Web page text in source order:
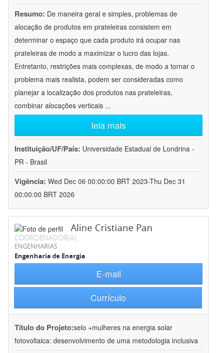
Resumo: De maneira geral e simples, problemas de
alocação de produtos em prateleiras consistem em
determinar o espaço que cada produto irá ocupar nas
prateleiras de modo a maximizar o lucro das lojas.
Entretanto, restrições mais complexas, de modo a tornar o
problema mais realista, podem ser consideradas como
planejar a localização dos produtos nas prateleiras,
combinar alocações verticais ...
leia mais
Instituição/UF/País: Universidade Estadual de Londrina -
PR - Brasil
Vigência: Wed Dec 06 00:00:00 BRT 2023-Thu Dec 31
00:00:00 BRT 2026
Aline Cristiane Pan
COORDENADOR(A)
ENGENHARIAS
Engenharia de Energia
E-mail
Currículo
Título do Projeto:selo +mulheres na energia solar
fotovoltaica: desenvolvimento de uma metodologia inclusiva